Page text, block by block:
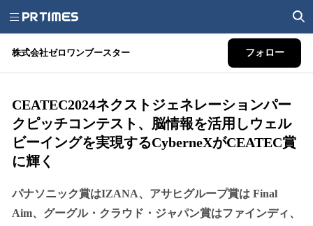
株式会社ゼロワンブースター フォロー
CEATEC2024ネクストジェネレーションパー
クピッチコンテスト、脳情報を活用しウェル
ビーイングを実現するCyberneXがCEATEC賞
に輝く
パナソニック賞はIZANA、アサヒグループ賞は Final
Aim、グーグル・クラウド・ジャパン賞はファインディ、